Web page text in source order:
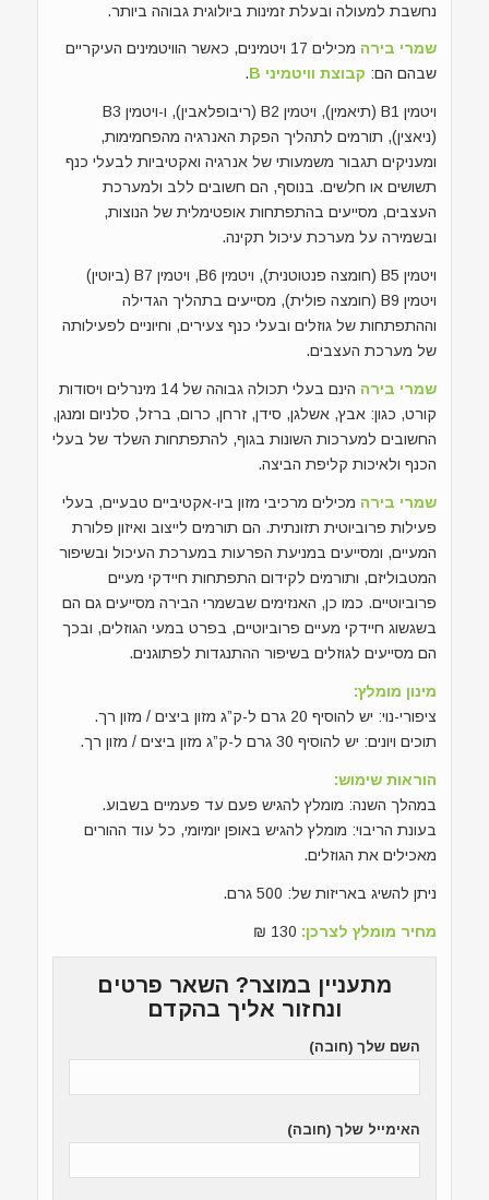
נחשבת למעולה ובעלת זמינות ביולוגית גבוהה ביותר.
שמרי בירה
מכילים 17 ויטמינים, כאשר הוויטמינים העיקריים
שבהם הם: קבוצת וויטמיני B .
ויטמין B1 (תיאמין), ויטמין B2 (ריבופלאבין), ו-ויטמין B3
(ניאצין), תורמים לתהליך הפקת האנרגיה מהפחמימות,
ומעניקים תגבור משמעותי של אנרגיה ואקטיביות לבעלי כנף
תשושים או חלשים. בנוסף, הם חשובים ללב ולמערכת
העצבים, מסייעים בהתפתחות אופטימלית של הנוצות,
ובשמירה על מערכת עיכול תקינה.
ויטמין B5 (חומצה פנטוטנית), ויטמין B6, ויטמין B7 (ביוטין)
ויטמין B9 (חומצה פולית), מסייעים בתהליך הגדילה
וההתפתחות של גוזלים ובעלי כנף צעירים, וחיוניים לפעילותה
של מערכת העצבים.
שמרי בירה
הינם בעלי תכולה גבוהה של 14 מינרלים ויסודות
קורט, כגון: אבץ, אשלגן, סידן, זרחן, כרום, ברזל, סלניום ומנגן,
החשובים למערכות השונות בגוף, להתפתחות השלד של בעלי
הכנף ולאיכות קליפת הביצה.
שמרי בירה מכילים מרכיבי מזון ביו-אקטיביים טבעיים, בעלי
פעילות פרוביוטית תזונתית. הם תורמים לייצוב ואיזון פלורת
המעיים, ומסייעים במניעת הפרעות במערכת העיכול ובשיפור
המטבוליזם, ותורמים לקידום התפתחות חיידקי מעיים
פרוביוטיים. כמו כן, האנזימים שבשמרי הבירה מסייעים גם הם
בשגשוג חיידקי מעיים פרוביוטיים, בפרט במעי הגוזלים, ובכך
הם מסייעים לגוזלים בשיפור ההתנגדות לפתוגנים.
מינון מומלץ:
ציפורי-נוי: יש להוסיף 20 גרם ל-ק”ג מזון ביצים / מזון רך.
תוכים ויונים: יש להוסיף 30 גרם ל-ק”ג מזון ביצים / מזון רך.
הוראות שימוש:
במהלך השנה: מומלץ להגיש פעם עד פעמיים בשבוע.
בעונת הריבוי: מומלץ להגיש באופן יומיומי, כל עוד ההורים
מאכילים את הגוזלים.
ניתן להשיג באריזות של: 500 גרם.
מחיר מומלץ לצרכן:
מתעניין במוצר? השאר פרטים
ונחזור אליך בהקדם
השם שלך (חובה)
האימייל שלך (חובה)